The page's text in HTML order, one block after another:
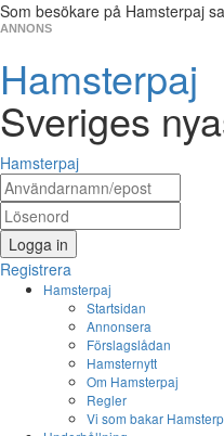
Som besökare på Hamsterpaj
ANNONS
Hamsterpaj
Sveriges
Hamsterpaj
Logga in
Registrera
Hamsterpaj
Startsidan
Annonsera
Förslagslådan
Hamsternytt
Om Hamsterpaj
Regler
Vi som bakar